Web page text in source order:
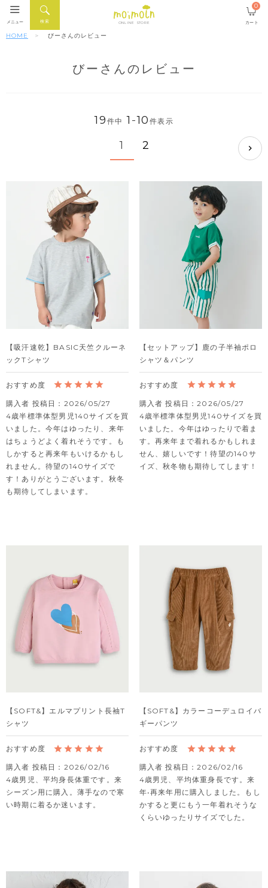
ONLINE STORE
検索
メニュー カート
0
HOME びーさんのレビュー
びーさんのレビュー
19 件中 1 -10件表示
1 2
【吸汗速乾】BASIC天竺クルーネ
ックTシャツ
購入者 投稿日
2026/05/27
4歳半標準体型男児140サイズを買
いました。今年はゆったり、来年
はちょうどよく着れそうです。も
しかすると再来年もいけるかもし
れません。待望の140サイズで
す！ありがとうございます。秋冬
も期待してしまいます。
【セットアップ】鹿の子半袖ポロ
シャツ＆パンツ
購入者 投稿日
2026/05/27
4歳半標準体型男児140サイズを買
いました。今年はゆったりで着ま
す。再来年まで着れるかもしれま
せん、嬉しいです！待望の140サ
イズ、秋冬物も期待してします！
【SOFT&】エルマプリント長袖T
シャツ
購入者 投稿日
2026/02/16
4歳男児、平均身長体重です。来
シーズン用に購入。薄手なので寒
い時期に着るか迷います。
【SOFT&】カラーコーデュロイバ
ギーパンツ
購入者 投稿日
2026/02/16
4歳男児、平均体重身長です。来
年•再来年用に購入しました。もし
かすると更にもう一年着れそうな
くらいゆったりサイズでした。